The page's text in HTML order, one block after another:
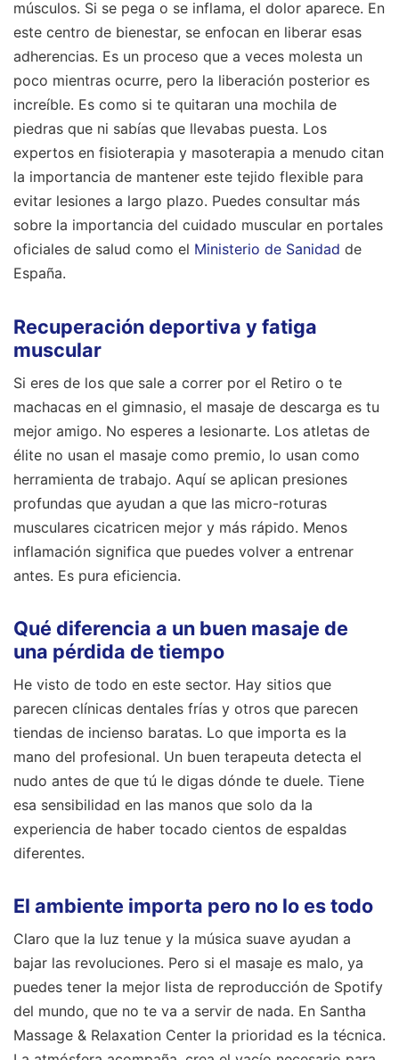
músculos. Si se pega o se inflama, el dolor aparece. En
este centro de bienestar, se enfocan en liberar esas
adherencias. Es un proceso que a veces molesta un
poco mientras ocurre, pero la liberación posterior es
increíble. Es como si te quitaran una mochila de
piedras que ni sabías que llevabas puesta. Los
expertos en fisioterapia y masoterapia a menudo citan
la importancia de mantener este tejido flexible para
evitar lesiones a largo plazo. Puedes consultar más
sobre la importancia del cuidado muscular en portales
oficiales de salud como el Ministerio de Sanidad de
España.
Recuperación deportiva y fatiga
muscular
Si eres de los que sale a correr por el Retiro o te
machacas en el gimnasio, el masaje de descarga es tu
mejor amigo. No esperes a lesionarte. Los atletas de
élite no usan el masaje como premio, lo usan como
herramienta de trabajo. Aquí se aplican presiones
profundas que ayudan a que las micro-roturas
musculares cicatricen mejor y más rápido. Menos
inflamación significa que puedes volver a entrenar
antes. Es pura eficiencia.
Qué diferencia a un buen masaje de
una pérdida de tiempo
He visto de todo en este sector. Hay sitios que
parecen clínicas dentales frías y otros que parecen
tiendas de incienso baratas. Lo que importa es la
mano del profesional. Un buen terapeuta detecta el
nudo antes de que tú le digas dónde te duele. Tiene
esa sensibilidad en las manos que solo da la
experiencia de haber tocado cientos de espaldas
diferentes.
El ambiente importa pero no lo es todo
Claro que la luz tenue y la música suave ayudan a
bajar las revoluciones. Pero si el masaje es malo, ya
puedes tener la mejor lista de reproducción de Spotify
del mundo, que no te va a servir de nada. En Santha
Massage & Relaxation Center la prioridad es la técnica.